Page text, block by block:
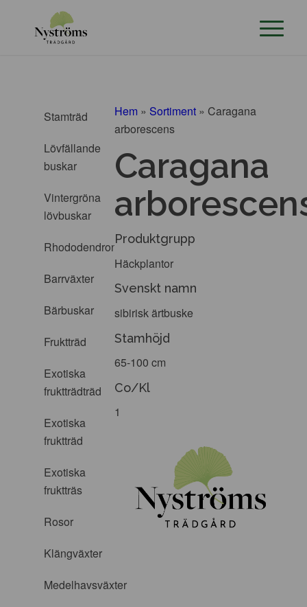
Stamträd
Lövfällande
buskar
Vintergröna
lövbuskar
Rhododendron
Barrväxter
Bärbuskar
Fruktträd
Exotiska
fruktträdträd
Exotiska
fruktträd
Exotiska
fruktträs
Rosor
Klängväxter
Medelhavsväxter
Hem » Sortiment » Caragana
arborescens
Caragana
Produktgrupp
Häckplantor
Svenskt namn
sibirisk ärtbuske
Stamhöjd
65-100 cm
Co/Kl
1